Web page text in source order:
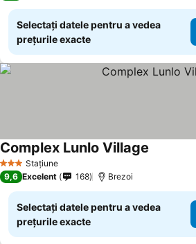
Selectați datele pentru a vedea
prețurile exacte
3 SteleStațiune
Complex Lunlo Village
9,6 Excelent 168 Brezoi
Selectați datele pentru a vedea
prețurile exacte